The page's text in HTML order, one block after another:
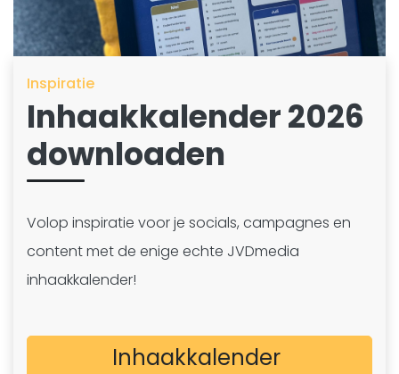
Inspiratie
Inhaakkalender 2026
downloaden
Volop inspiratie voor je socials, campagnes en
content met de enige echte JVDmedia
inhaakkalender!
Inhaakkalender